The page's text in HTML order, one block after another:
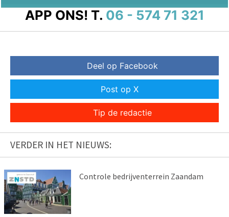
APP ONS! T. 06 - 574 71 321
Deel op Facebook
Post op X
Tip de redactie
VERDER IN HET NIEUWS:
Controle bedrijventerrein Zaandam